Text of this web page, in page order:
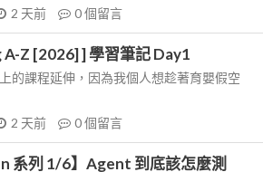
2 天前 0個留言
Z [2026] ] 學習筆記 Day1
的課程延伸，因為我個人想趁著育嬰假空
2 天前 0個留言
系列 1/6】Agent 到底該怎麼測